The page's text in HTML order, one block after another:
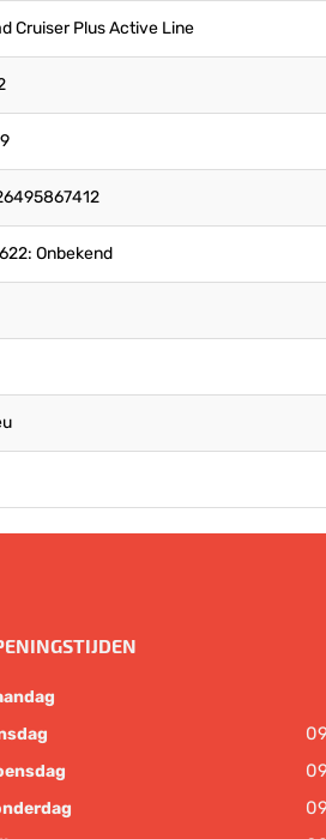
Cruiser Plus Active Line
Onbekend